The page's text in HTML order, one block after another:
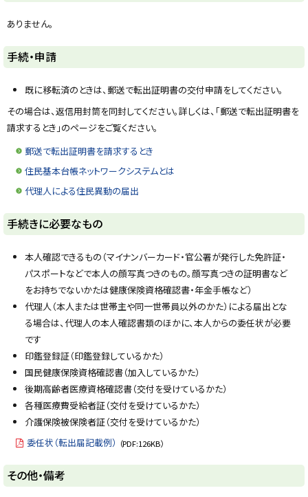
ッ
プ
戻
る
ありません。
ト
ッ
プ
手続・申請
既に移転済のときは、郵送で転出証明書の交付申請をしてください。
その場合は、返信用封筒を同封してください。詳しくは、「郵送で転出証明書を
請求するとき」のページをご覧ください。
郵送で転出証明書を請求するとき
住民基本台帳ネットワークシステムとは
代理人による住民異動の届出
ト
ッ
プ
る
手続きに必要なもの
本人確認できるもの（マイナンバーカード・官公署が発行した免許証・
パスポートなどで本人の顔写真つきのもの。顔写真つきの証明書など
をお持ちでないかたは健康保険資格確認書・年金手帳など）
代理人（本人または世帯主や同一世帯員以外のかた）による届出とな
る場合は、代理人の本人確認書類のほかに、本人からの委任状が必要
です
印鑑登録証（印鑑登録しているかた）
国民健康保険資格確認書（加入しているかた）
後期高齢者医療資格確認書（交付を受けているかた）
各種医療費受給者証（交付を受けているかた）
介護保険被保険者証（交付を受けているかた）
委任状（転出届記載例） （PDF:126KB）
ト
ッ
その他・備考